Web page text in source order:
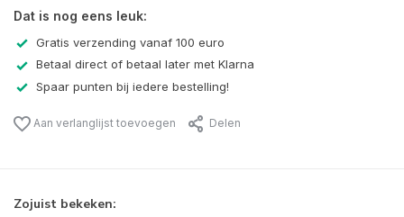
Dat is nog eens leuk:
Gratis verzending vanaf 100 euro
Betaal direct of betaal later met Klarna
Spaar punten bij iedere bestelling!
Aan verlanglijst toevoegen Delen
Zojuist bekeken: